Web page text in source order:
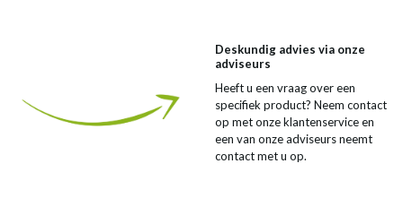
Deskundig advies via onze
adviseurs
Heeft u een vraag over een
specifiek product? Neem contact
op met onze klantenservice en
een van onze adviseurs neemt
contact met u op.